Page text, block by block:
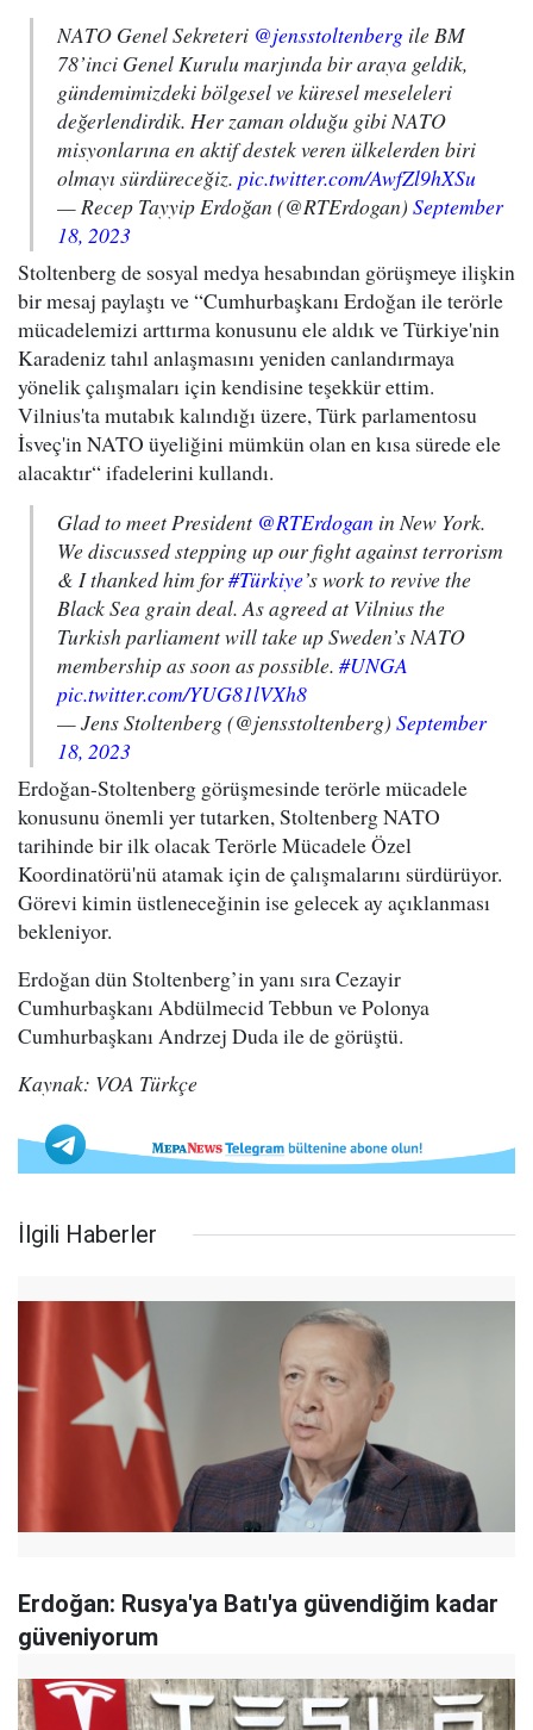
NATO Genel Sekreteri @jensstoltenberg ile BM
78’inci Genel Kurulu marjında bir araya geldik,
gündemimizdeki bölgesel ve küresel meseleleri
değerlendirdik. Her zaman olduğu gibi NATO
misyonlarına en aktif destek veren ülkelerden biri
olmayı sürdüreceğiz. pic.twitter.com/AwfZl9hXSu
— Recep Tayyip Erdoğan (@RTErdogan) September
18, 2023
Stoltenberg de sosyal medya hesabından görüşmeye ilişkin
bir mesaj paylaştı ve “Cumhurbaşkanı Erdoğan ile terörle
mücadelemizi arttırma konusunu ele aldık ve Türkiye'nin
Karadeniz tahıl anlaşmasını yeniden canlandırmaya
yönelik çalışmaları için kendisine teşekkür ettim.
Vilnius'ta mutabık kalındığı üzere, Türk parlamentosu
İsveç'in NATO üyeliğini mümkün olan en kısa sürede ele
alacaktır“ ifadelerini kullandı.
Glad to meet President @RTErdogan in New York.
We discussed stepping up our fight against terrorism
& I thanked him for#Türkiye’s work to revive the
Black Sea grain deal. As agreed at Vilnius the
Turkish parliament will take up Sweden’s NATO
membership as soon as possible. #UNGA
pic.twitter.com/YUG81lVXh8
— Jens Stoltenberg (@jensstoltenberg) September
18, 2023
Erdoğan-Stoltenberg görüşmesinde terörle mücadele
konusunu önemli yer tutarken, Stoltenberg NATO
tarihinde bir ilk olacak Terörle Mücadele Özel
Koordinatörü'nü atamak için de çalışmalarını sürdürüyor.
Görevi kimin üstleneceğinin ise gelecek ay açıklanması
bekleniyor.
Erdoğan dün Stoltenberg’in yanı sıra Cezayir
Cumhurbaşkanı Abdülmecid Tebbun ve Polonya
Cumhurbaşkanı Andrzej Duda ile de görüştü.
Kaynak: VOA Türkçe
İlgili Haberler
Erdoğan: Rusya'ya Batı'ya güvendiğim kadar
güveniyorum